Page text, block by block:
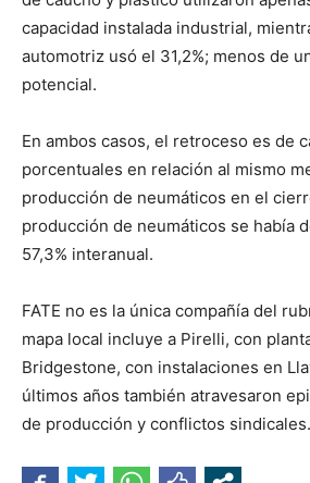
capacidad instalada industrial,
automotriz usó el 31,2%; menos de
potencial.
En ambos casos, el retroceso es de
porcentuales en relación al mismo
producción de neumáticos en el
producción de neumáticos se había
57,3% interanual.
FATE no es la única compañía del
mapa local incluye a Pirelli, con
Bridgestone, con instalaciones en
últimos años también atravesaron
de producción y conflictos sindicales.